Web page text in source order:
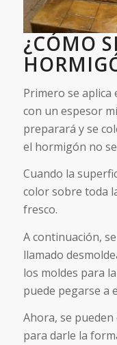
¿CÓMO
Primero se aplica
con un espesor
preparará y se
el hormigón no
Cuando la
color sobre toda
fresco.
A continuación,
llamado
los moldes para
puede pegarse a
Ahora, se
para darle la